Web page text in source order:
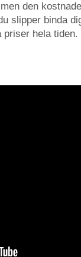
den
slipper binda
priser hela tiden.